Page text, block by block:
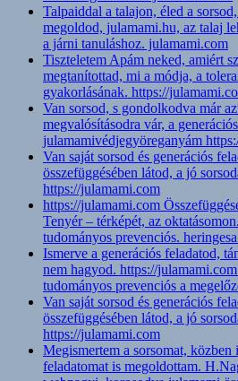
Talpaiddal a talajon, éled a
megoldod, julamami.hu, az talaj
a járni tanuláshoz. julamami.com
Tiszteletem Apám neked, amiért
megtanítottad, mi a módja, a
gyakorlásának. https://
Van sorsod, s gondolkodva már
megvalósításodra vár, a
julamamivédjegyöreganyám
Van saját sorsod és generációs
összefüggésében látod, a jó
https://julamami.com
https://julamami.com
Tenyér – térképét, az
tudományos prevenciós.
Ismerve a generációs feladatod,
nem hagyod. https://
tudományos prevenciós a
Van saját sorsod és generációs
összefüggésében látod, a jó
https://julamami.com
Megismertem a sorsomat, közben
feladatomat is megoldottam.